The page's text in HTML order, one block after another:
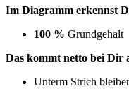
Im Diagramm erkennst
100 % Grundgehalt
Das kommt netto bei Dir
Unterm Strich